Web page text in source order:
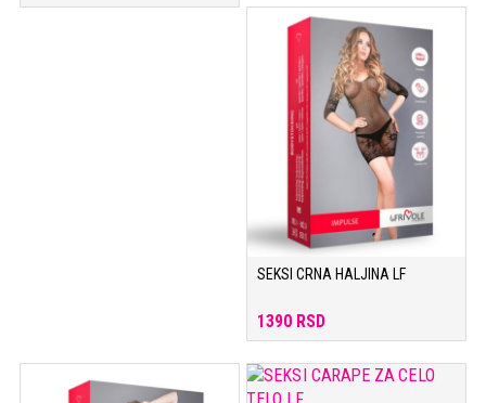
SEKSI CRNA HALJINA LF
1390 RSD